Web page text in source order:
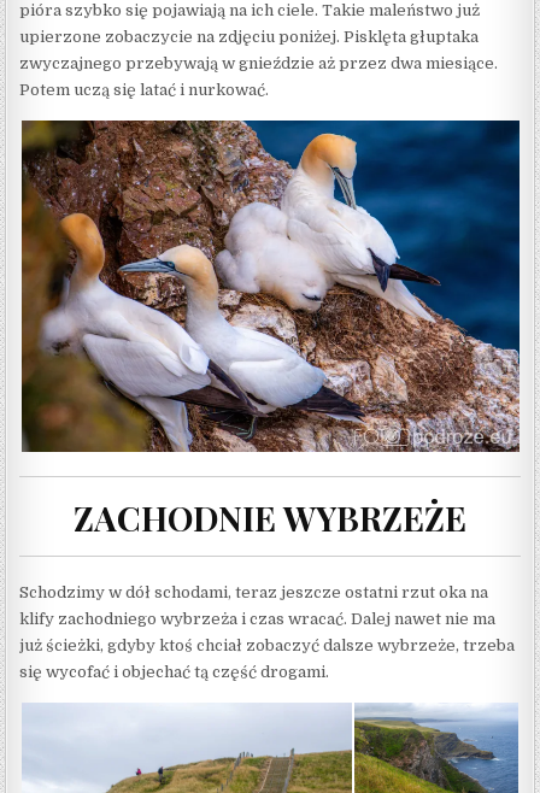
pióra szybko się pojawiają na ich ciele. Takie maleństwo już
upierzone zobaczycie na zdjęciu poniżej. Pisklęta głuptaka
zwyczajnego przebywają w gnieździe aż przez dwa miesiące.
Potem uczą się latać i nurkować.
ZACHODNIE WYBRZEŻE
Schodzimy w dół schodami, teraz jeszcze ostatni rzut oka na
klify zachodniego wybrzeża i czas wracać. Dalej nawet nie ma
już ścieżki, gdyby ktoś chciał zobaczyć dalsze wybrzeże, trzeba
się wycofać i objechać tą część drogami.